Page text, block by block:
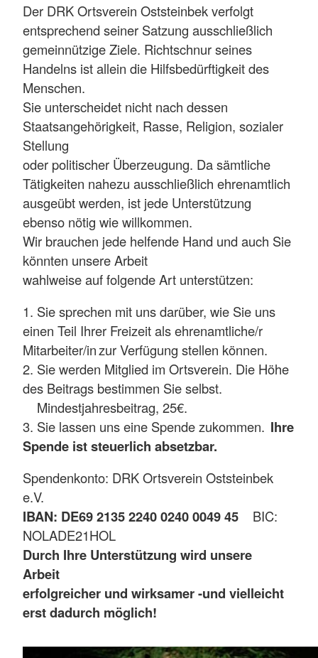
Der DRK Ortsverein Oststeinbek verfolgt
entsprechend seiner Satzung ausschließlich
gemeinnützige Ziele. Richtschnur seines
Handelns ist allein die Hilfsbedürftigkeit des
Menschen.
Sie unterscheidet nicht nach dessen
Staatsangehörigkeit, Rasse, Religion, sozialer
Stellung
oder politischer Überzeugung. Da sämtliche
Tätigkeiten nahezu ausschließlich ehrenamtlich
ausgeübt werden, ist jede Unterstützung
ebenso nötig wie willkommen.
Wir brauchen jede helfende Hand und auch Sie
könnten unsere Arbeit
wahlweise auf folgende Art unterstützen:
1. Sie sprechen mit uns darüber, wie Sie uns
einen Teil Ihrer Freizeit als ehrenamtliche/r
Mitarbeiter/in zur Verfügung stellen können.
2. Sie werden Mitglied im Ortsverein. Die Höhe
des Beitrags bestimmen Sie selbst.
Mindestjahresbeitrag, 25€.
3. Sie lassen uns eine Spende zukommen. Ihre
Spende ist steuerlich absetzbar.
Spendenkonto: DRK Ortsverein Oststeinbek
e.V.
IBAN: DE69 2135 2240 0240 0049 45 BIC:
NOLADE21HOL
Durch Ihre Unterstützung wird unsere
Arbeit
erfolgreicher und wirksamer -und vielleicht
erst dadurch möglich!